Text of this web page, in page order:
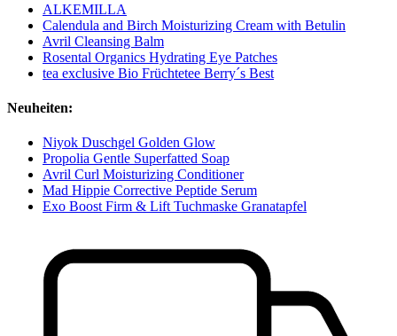
ALKEMILLA
Calendula and Birch Moisturizing Cream with Betulin
Avril Cleansing Balm
Rosental Organics Hydrating Eye Patches
tea exclusive Bio Früchtetee Berry´s Best
Neuheiten:
Niyok Duschgel Golden Glow
Propolia Gentle Superfatted Soap
Avril Curl Moisturizing Conditioner
Mad Hippie Corrective Peptide Serum
Exo Boost Firm & Lift Tuchmaske Granatapfel